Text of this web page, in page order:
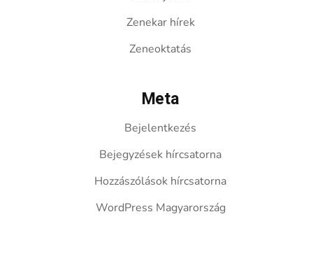
Zenekar hírek
Zeneoktatás
Meta
Bejelentkezés
Bejegyzések hírcsatorna
Hozzászólások hírcsatorna
WordPress Magyarország